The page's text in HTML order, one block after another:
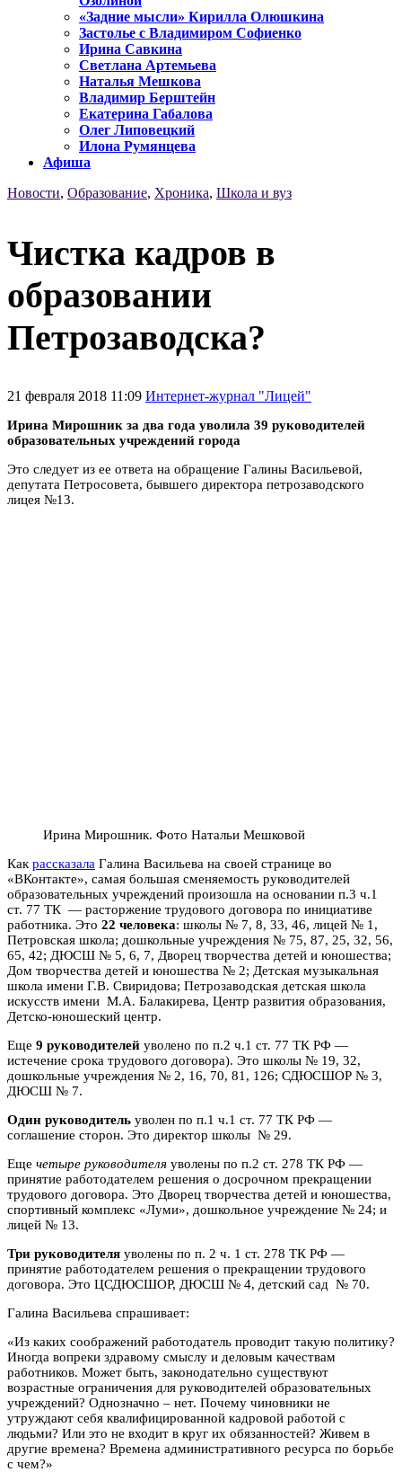
«Задние мысли» Кирилла Олюшкина
Застолье с Владимиром Софиенко
Ирина Савкина
Светлана Артемьева
Наталья Мешкова
Владимир Берштейн
Екатерина Габалова
Олег Липовецкий
Илона Румянцева
Афиша
Новости, Образование, Хроника, Школа и вуз
Чистка кадров в
образовании
Петрозаводска?
21 февраля 2018 11:09 Интернет-журнал "Лицей"
Ирина Мирошник за два года уволила 39 руководителей
образовательных учреждений города
Это следует из ее ответа на обращение Галины Васильевой,
депутата Петросовета, бывшего директора петрозаводского
лицея №13.
Ирина Мирошник. Фото Натальи Мешковой
Как рассказала Галина Васильева на своей странице во
«ВКонтакте», самая большая сменяемость руководителей
образовательных учреждений произошла на основании п.3 ч.1
ст. 77 ТК — расторжение трудового договора по инициативе
работника. Это 22 человека: школы № 7, 8, 33, 46, лицей № 1,
Петровская школа; дошкольные учреждения № 75, 87, 25, 32, 56,
65, 42; ДЮСШ № 5, 6, 7, Дворец творчества детей и юношества;
Дом творчества детей и юношества № 2; Детская музыкальная
школа имени Г.В. Свиридова; Петрозаводская детская школа
искусств имени М.А. Балакирева, Центр развития образования,
Детско-юношеский центр.
Еще 9 руководителей уволено по п.2 ч.1 ст. 77 ТК РФ —
истечение срока трудового договора). Это школы № 19, 32,
дошкольные учреждения № 2, 16, 70, 81, 126; СДЮСШОР № 3,
ДЮСШ № 7.
Один руководитель уволен по п.1 ч.1 ст. 77 ТК РФ —
соглашение сторон. Это директор школы № 29.
Еще четыре руководителя уволены по п.2 ст. 278 ТК РФ —
принятие работодателем решения о досрочном прекращении
трудового договора. Это Дворец творчества детей и юношества,
спортивный комплекс «Луми», дошкольное учреждение № 24; и
лицей № 13.
Три руководителя уволены по п. 2 ч. 1 ст. 278 ТК РФ —
принятие работодателем решения о прекращении трудового
договора. Это ЦСДЮСШОР, ДЮСШ № 4, детский сад № 70.
Галина Васильева спрашивает:
«Из каких соображений работодатель проводит такую политику?
Иногда вопреки здравому смыслу и деловым качествам
работников. Может быть, законодательно существуют
возрастные ограничения для руководителей образовательных
учреждений? Однозначно – нет. Почему чиновники не
утруждают себя квалифицированной кадровой работой с
людьми? Или это не входит в круг их обязанностей? Живем в
другие времена? Времена административного ресурса по борьбе
с чем?»